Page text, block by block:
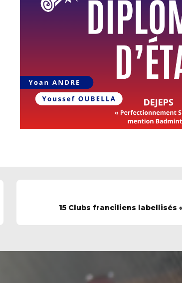
15 Clubs franciliens labellisés